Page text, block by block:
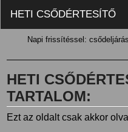
HETI CSŐDÉRTESÍTŐ
Napi frissítéssel:
HETI
TARTALOM:
Ezt az oldalt csak akkor